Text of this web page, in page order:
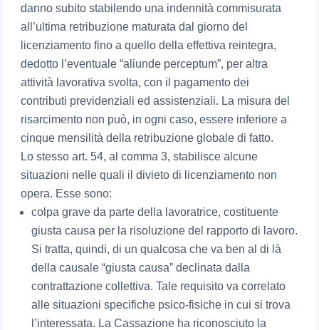
danno subito stabilendo una indennità commisurata
all’ultima retribuzione maturata dal giorno del
licenziamento fino a quello della effettiva reintegra,
dedotto l’eventuale “aliunde perceptum”, per altra
attività lavorativa svolta, con il pagamento dei
contributi previdenziali ed assistenziali. La misura del
risarcimento non può, in ogni caso, essere inferiore a
cinque mensilità della retribuzione globale di fatto.
Lo stesso art. 54, al comma 3, stabilisce alcune
situazioni nelle quali il divieto di licenziamento non
opera. Esse sono:
colpa grave da parte della lavoratrice, costituente
giusta causa per la risoluzione del rapporto di lavoro.
Si tratta, quindi, di un qualcosa che va ben al di là
della causale “giusta causa” declinata dalla
contrattazione collettiva. Tale requisito va correlato
alle situazioni specifiche psico-fisiche in cui si trova
l’interessata. La Cassazione ha riconosciuto la